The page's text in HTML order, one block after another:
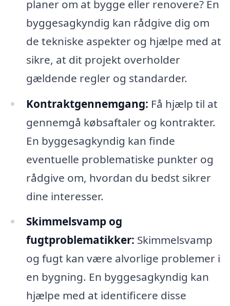
planer om at bygge eller renovere? En
byggesagkyndig kan rådgive dig om
de tekniske aspekter og hjælpe med at
sikre, at dit projekt overholder
gældende regler og standarder.
Kontraktgennemgang: Få hjælp til at
gennemgå købsaftaler og kontrakter.
En byggesagkyndig kan finde
eventuelle problematiske punkter og
rådgive om, hvordan du bedst sikrer
dine interesser.
Skimmelsvamp og
fugtproblematikker: Skimmelsvamp
og fugt kan være alvorlige problemer i
en bygning. En byggesagkyndig kan
hjælpe med at identificere disse